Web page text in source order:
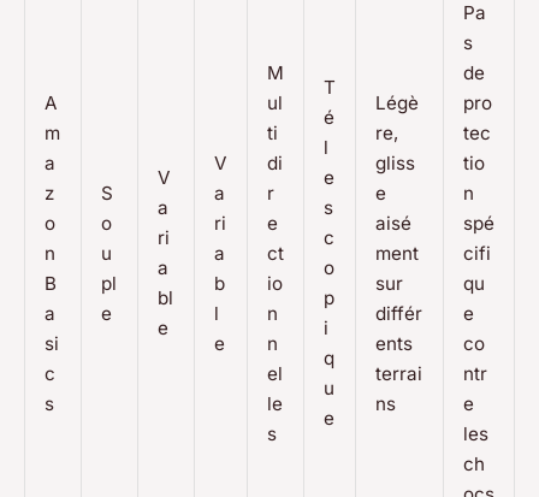
A
m
a
z
o
n
B
a
si
c
s
S
o
u
pl
e
V
a
ri
a
bl
e
V
a
ri
a
b
l
e
M
ul
ti
di
r
e
ct
io
n
n
el
le
s
T
é
l
e
s
c
o
p
i
q
u
e
Légè
re,
gliss
e
aisé
ment
sur
différ
ents
terrai
ns
Pa
s
de
pro
tec
tio
n
spé
cifi
qu
e
co
ntr
e
les
ch